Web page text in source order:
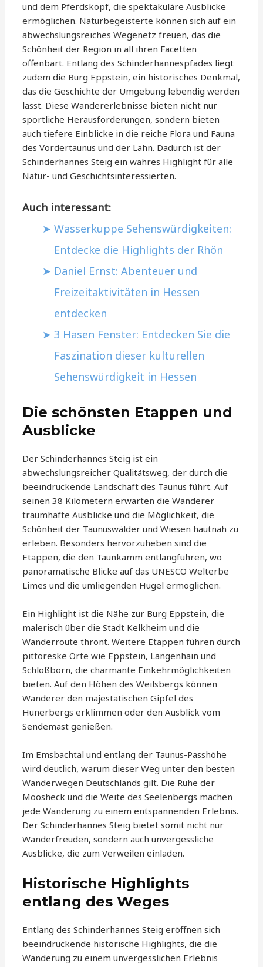
und dem Pferdskopf, die spektakuläre Ausblicke
ermöglichen. Naturbegeisterte können sich auf ein
abwechslungsreiches Wegenetz freuen, das die
Schönheit der Region in all ihren Facetten
offenbart. Entlang des Schinderhannespfades liegt
zudem die Burg Eppstein, ein historisches Denkmal,
das die Geschichte der Umgebung lebendig werden
lässt. Diese Wandererlebnisse bieten nicht nur
sportliche Herausforderungen, sondern bieten
auch tiefere Einblicke in die reiche Flora und Fauna
des Vordertaunus und der Lahn. Dadurch ist der
Schinderhannes Steig ein wahres Highlight für alle
Natur- und Geschichtsinteressierten.
Auch interessant:
Wasserkuppe Sehenswürdigkeiten:
Entdecke die Highlights der Rhön
Daniel Ernst: Abenteuer und
Freizeitaktivitäten in Hessen
entdecken
3 Hasen Fenster: Entdecken Sie die
Faszination dieser kulturellen
Sehenswürdigkeit in Hessen
Die schönsten Etappen und
Ausblicke
Der Schinderhannes Steig ist ein
abwechslungsreicher Qualitätsweg, der durch die
beeindruckende Landschaft des Taunus führt. Auf
seinen 38 Kilometern erwarten die Wanderer
traumhafte Ausblicke und die Möglichkeit, die
Schönheit der Taunuswälder und Wiesen hautnah zu
erleben. Besonders hervorzuheben sind die
Etappen, die den Taunkamm entlangführen, wo
panoramatische Blicke auf das UNESCO Welterbe
Limes und die umliegenden Hügel ermöglichen.
Ein Highlight ist die Nähe zur Burg Eppstein, die
malerisch über die Stadt Kelkheim und die
Wanderroute thront. Weitere Etappen führen durch
pittoreske Orte wie Eppstein, Langenhain und
Schloßborn, die charmante Einkehrmöglichkeiten
bieten. Auf den Höhen des Weilsbergs können
Wanderer den majestätischen Gipfel des
Hünerbergs erklimmen oder den Ausblick vom
Sendemast genießen.
Im Emsbachtal und entlang der Taunus-Passhöhe
wird deutlich, warum dieser Weg unter den besten
Wanderwegen Deutschlands gilt. Die Ruhe der
Moosheck und die Weite des Seelenbergs machen
jede Wanderung zu einem entspannenden Erlebnis.
Der Schinderhannes Steig bietet somit nicht nur
Wanderfreuden, sondern auch unvergessliche
Ausblicke, die zum Verweilen einladen.
Historische Highlights
entlang des Weges
Entlang des Schinderhannes Steig eröffnen sich
beeindruckende historische Highlights, die die
Wanderung zu einem unvergesslichen Erlebnis